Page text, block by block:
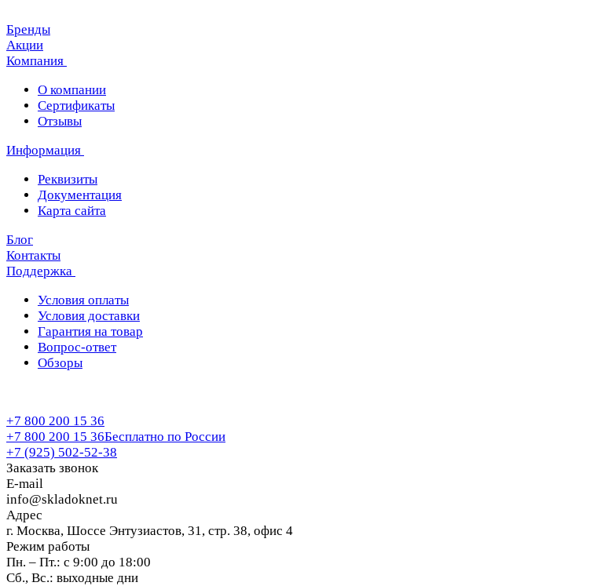
Бренды
Акции
Компания
О компании
Сертификаты
Отзывы
Информация
Реквизиты
Документация
Карта сайта
Блог
Контакты
Поддержка
Условия оплаты
Условия доставки
Гарантия на товар
Вопрос-ответ
Обзоры
+7 800 200 15 36
+7 800 200 15 36Бесплатно по России
+7 (925) 502-52-38
Заказать звонок
E-mail
info@skladoknet.ru
Адрес
г. Москва, Шоссе Энтузиастов, 31, стр. 38, офис 4
Режим работы
Пн. – Пт.: с 9:00 до 18:00
Сб., Вс.: выходные дни